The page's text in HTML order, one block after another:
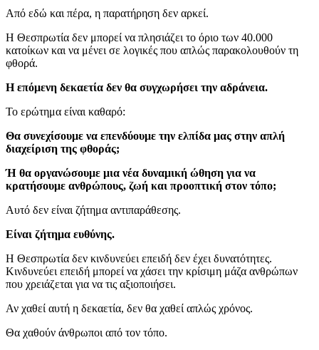
Από εδώ και πέρα, η παρατήρηση δεν αρκεί.
Η Θεσπρωτία δεν μπορεί να πλησιάζει το όριο των 40.000
κατοίκων και να μένει σε λογικές που απλώς παρακολουθούν τη
φθορά.
Η επόμενη δεκαετία δεν θα συγχωρήσει την αδράνεια.
Το ερώτημα είναι καθαρό:
Θα συνεχίσουμε να επενδύουμε την ελπίδα μας στην απλή
διαχείριση της φθοράς;
Ή θα οργανώσουμε μια νέα δυναμική ώθηση για να
κρατήσουμε ανθρώπους, ζωή και προοπτική στον τόπο;
Αυτό δεν είναι ζήτημα αντιπαράθεσης.
Είναι ζήτημα ευθύνης.
Η Θεσπρωτία δεν κινδυνεύει επειδή δεν έχει δυνατότητες.
Κινδυνεύει επειδή μπορεί να χάσει την κρίσιμη μάζα ανθρώπων
που χρειάζεται για να τις αξιοποιήσει.
Αν χαθεί αυτή η δεκαετία, δεν θα χαθεί απλώς χρόνος.
Θα χαθούν άνθρωποι από τον τόπο.